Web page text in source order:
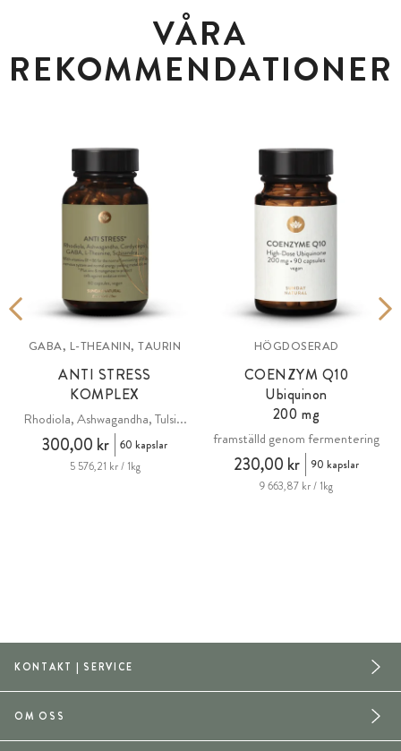
VÅRA
REKOMMENDATIONER
GABA, L-THEANIN, TAURIN
ANTI STRESS
KOMPLEX
Rhodiola, Ashwagandha, Tulsi...
300,00 kr
60 kapslar
5 576,21 kr / 1kg
HÖGDOSERAD
COENZYM Q10
Ubiquinon
200 mg
framställd genom fermentering
230,00 kr
90 kapslar
9 663,87 kr / 1kg
KONTAKT | SERVICE
OM OSS